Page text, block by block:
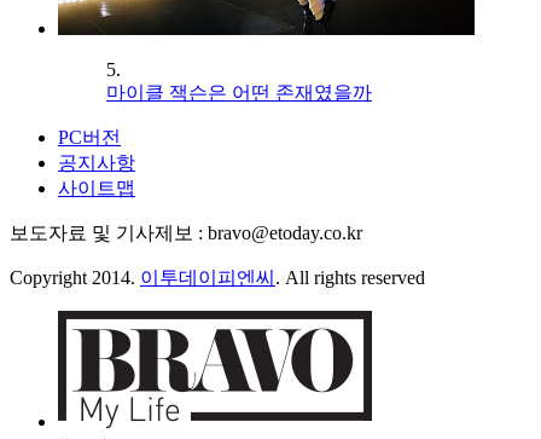
5.
마이클 잭슨은 어떤 존재였을까
PC버전
공지사항
사이트맵
보도자료 및 기사제보 : bravo@etoday.co.kr
Copyright 2014. 이투데이피엔씨 . All rights reserved